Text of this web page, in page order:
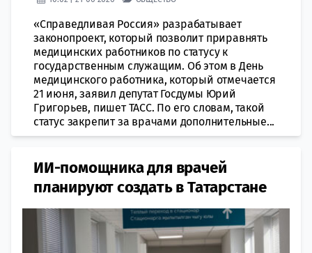
«Справедливая Россия» разрабатывает
законопроект, который позволит приравнять
медицинских работников по статусу к
государственным служащим. Об этом в День
медицинского работника, который отмечается
21 июня, заявил депутат Госдумы Юрий
Григорьев, пишет ТАСС. По его словам, такой
статус закрепит за врачами дополнительные...
ИИ-помощника для врачей
планируют создать в Татарстане